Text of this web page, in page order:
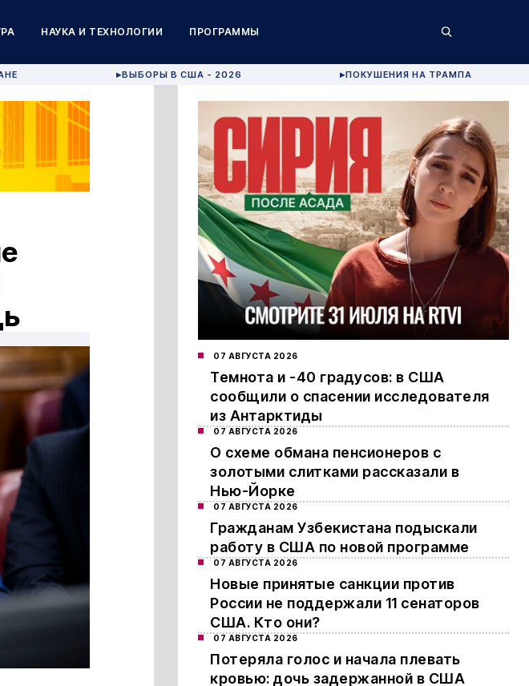
НАУКА И ТЕХНОЛОГИИ ПРОГРАММЫ
▶ВЫБОРЫ В США - 2026 ▶ПОКУШЕНИЯ НА ТРАМПА
07 АВГУСТА 2026
Темнота и -40 градусов: в США
сообщили о спасении исследователя
из Антарктиды
07 АВГУСТА 2026
О схеме обмана пенсионеров с
золотыми слитками рассказали в
Нью-Йорке
07 АВГУСТА 2026
Гражданам Узбекистана подыскали
работу в США по новой программе
07 АВГУСТА 2026
Новые принятые санкции против
России не поддержали 11 сенаторов
США. Кто они?
07 АВГУСТА 2026
Потеряла голос и начала плевать
кровью: дочь задержанной в США